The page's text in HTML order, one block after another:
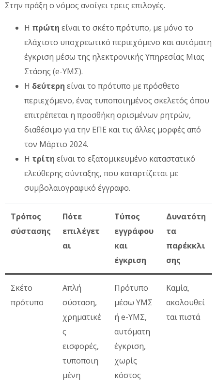
Στην πράξη ο νόμος ανοίγει τρεις επιλογές.
Η πρώτη είναι το σκέτο πρότυπο, με μόνο το
ελάχιστο υποχρεωτικό περιεχόμενο και αυτόματη
έγκριση μέσω της ηλεκτρονικής Υπηρεσίας Μιας
Στάσης (e-ΥΜΣ).
Η δεύτερη είναι το πρότυπο με πρόσθετο
περιεχόμενο, ένας τυποποιημένος σκελετός όπου
επιτρέπεται η προσθήκη ορισμένων ρητρών,
διαθέσιμο για την ΕΠΕ και τις άλλες μορφές από
τον Μάρτιο 2024.
Η τρίτη είναι το εξατομικευμένο καταστατικό
ελεύθερης σύνταξης, που καταρτίζεται με
συμβολαιογραφικό έγγραφο.
Τρόπος
σύστασης
Πότε
επιλέγετ
αι
Τύπος
εγγράφου
και
έγκριση
Δυνατότη
τα
παρέκκλι
σης
Σκέτο
πρότυπο
Απλή
σύσταση,
χρηματικέ
ς
εισφορές,
τυποποιη
μένη
Πρότυπο
μέσω ΥΜΣ
ή e-ΥΜΣ,
αυτόματη
έγκριση,
χωρίς
κόστος
Καμία,
ακολουθεί
ται πιστά